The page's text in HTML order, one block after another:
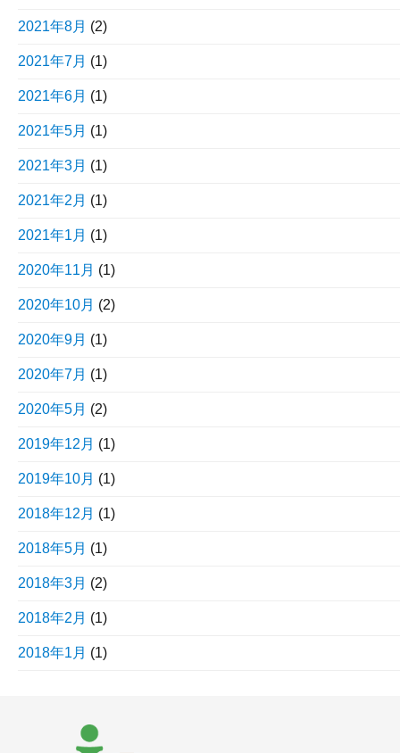
2021年8月 (2)
2021年7月 (1)
2021年6月 (1)
2021年5月 (1)
2021年3月 (1)
2021年2月 (1)
2021年1月 (1)
2020年11月 (1)
2020年10月 (2)
2020年9月 (1)
2020年7月 (1)
2020年5月 (2)
2019年12月 (1)
2019年10月 (1)
2018年12月 (1)
2018年5月 (1)
2018年3月 (2)
2018年2月 (1)
2018年1月 (1)